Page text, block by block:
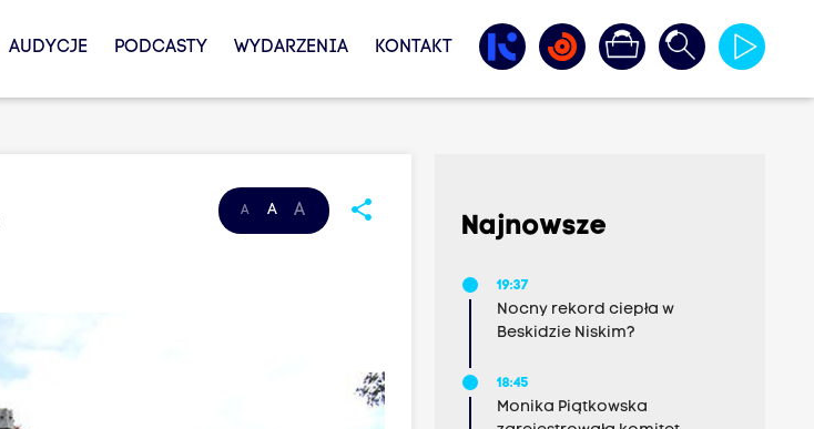
AUDYCJE PODCASTY WYDARZENIA KONTAKT
A A A share
Najnowsze
19:37
Nocny rekord ciepła w
Beskidzie Niskim?
18:45
Monika Piątkowska